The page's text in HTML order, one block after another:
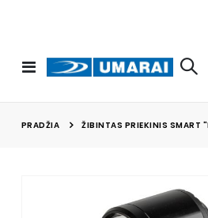
Toggle
Nav
PRADŽIA ŽIBINTAS PRIEKINIS SMART